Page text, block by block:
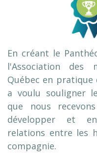
En créant le
l'Association des
Québec en pratique
a voulu souligner
que nous
développer et
relations entre les
compagnie.